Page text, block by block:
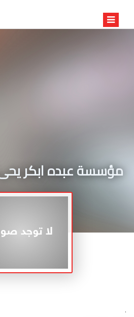
مؤسسة عبده ابكر يحى
.